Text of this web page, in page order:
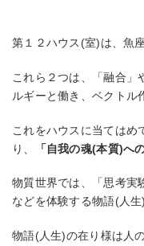
第１２ハウス(室)は、魚
これら２つは、「融合」
ルギーと働き、ベクトル
これをハウスに当てはめ
り、
「自我の魂(本質)へ
物質世界では、「思考実
などを体験する物語(人
物語(人生)の在り様は人